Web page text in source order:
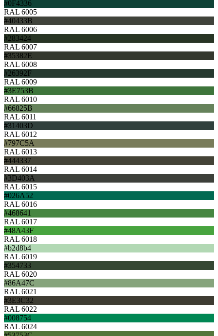
#0F4336
RAL 6005
#40433B
RAL 6006
#283424
RAL 6007
#35382E
RAL 6008
#26392F
RAL 6009
#3E753B
RAL 6010
#66825B
RAL 6011
#31403D
RAL 6012
#797C5A
RAL 6013
#444337
RAL 6014
#3D403A
RAL 6015
#026A52
RAL 6016
#468641
RAL 6017
#48A43F
RAL 6018
#b2d8b4
RAL 6019
#354733
RAL 6020
#86A47C
RAL 6021
#3E3C32
RAL 6022
#008754
RAL 6024